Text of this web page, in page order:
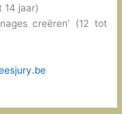
14 jaar)
creëren’ (12 tot